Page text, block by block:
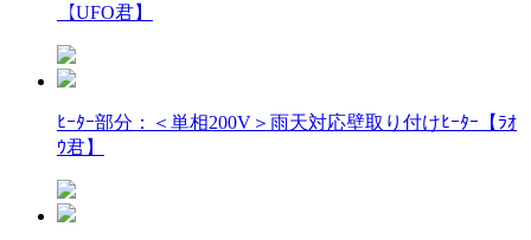
【UFO君】
ﾋｰﾀｰ部分：＜単相200V＞雨天対応壁取り付けﾋｰﾀｰ【ﾗｵ
ｳ君】